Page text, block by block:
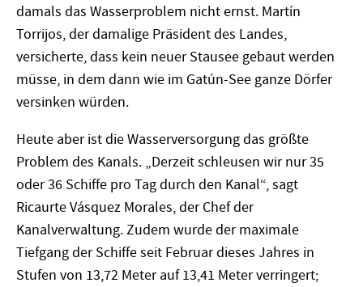
damals das Wasserproblem nicht ernst. Martín
Torrijos, der damalige Präsident des Landes,
versicherte, dass kein neuer Stausee gebaut werden
müsse, in dem dann wie im Gatún-See ganze Dörfer
versinken würden.
Heute aber ist die Wasserversorgung das größte
Problem des Kanals. „Derzeit schleusen wir nur 35
oder 36 Schiffe pro Tag durch den Kanal“, sagt
Ricaurte Vásquez Morales, der Chef der
Kanalverwaltung. Zudem wurde der maximale
Tiefgang der Schiffe seit Februar dieses Jahres in
Stufen von 13,72 Meter auf 13,41 Meter verringert;